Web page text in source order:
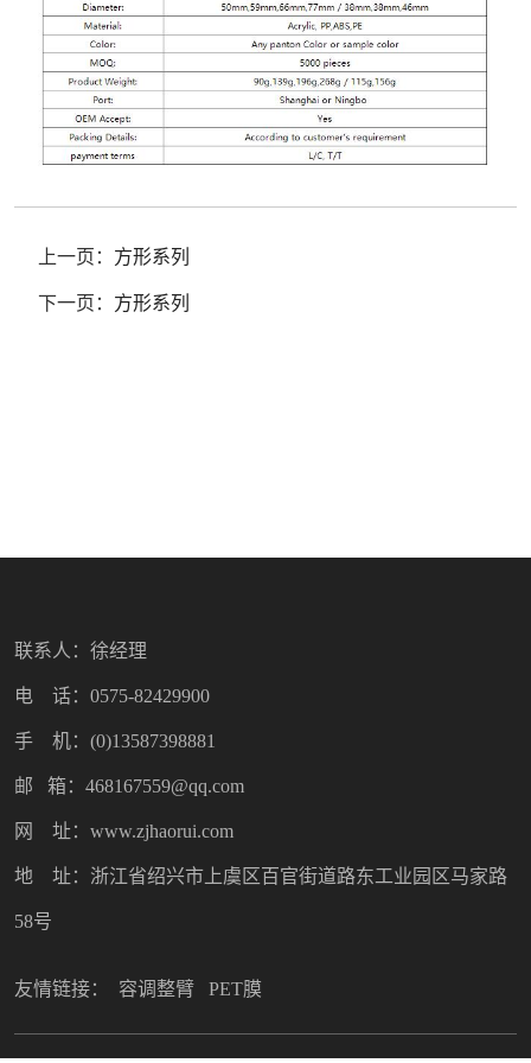
上一页： 方形系列
下一页： 方形系列
联系人：徐经理
电 话：0575-82429900
手 机：(0)13587398881
邮 箱：468167559@qq.com
网 址：www.zjhaorui.com
地 址：浙江省绍兴市上虞区百官街道路东工业园区马家路
58号
友情链接： 容调整臂 PET膜